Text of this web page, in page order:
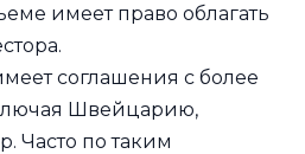
имеет право облагать
соглашения с более
Швейцарию,
Часто по таким